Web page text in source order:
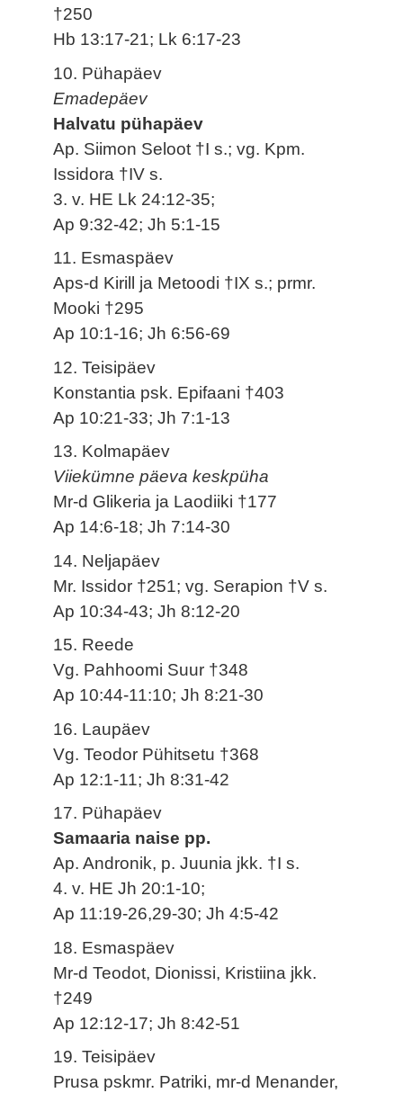
†250
Hb 13:17-21; Lk 6:17-23
10. Pühapäev
Emadepäev
Halvatu pühapäev
Ap. Siimon Seloot †I s.; vg. Kpm.
Issidora †IV s.
3. v. HE Lk 24:12-35;
Ap 9:32-42; Jh 5:1-15
11. Esmaspäev
Aps-d Kirill ja Metoodi †IX s.; prmr.
Mooki †295
Ap 10:1-16; Jh 6:56-69
12. Teisipäev
Konstantia psk. Epifaani †403
Ap 10:21-33; Jh 7:1-13
13. Kolmapäev
Viiekümne päeva keskpüha
Mr-d Glikeria ja Laodiiki †177
Ap 14:6-18; Jh 7:14-30
14. Neljapäev
Mr. Issidor †251; vg. Serapion †V s.
Ap 10:34-43; Jh 8:12-20
15. Reede
Vg. Pahhoomi Suur †348
Ap 10:44-11:10; Jh 8:21-30
16. Laupäev
Vg. Teodor Pühitsetu †368
Ap 12:1-11; Jh 8:31-42
17. Pühapäev
Samaaria naise pp.
Ap. Andronik, p. Juunia jkk. †I s.
4. v. HE Jh 20:1-10;
Ap 11:19-26,29-30; Jh 4:5-42
18. Esmaspäev
Mr-d Teodot, Dionissi, Kristiina jkk.
†249
Ap 12:12-17; Jh 8:42-51
19. Teisipäev
Prusa pskmr. Patriki, mr-d Menander,